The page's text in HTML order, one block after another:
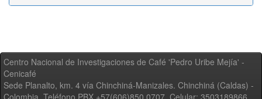
Centro Nacional de Investigaciones de Café 'Pedro Uribe Mejía' -
Cenicafé
Sede Planalto, km. 4 vía Chinchiná-Manizales. Chinchiná (Caldas) -
Colombia, Teléfono PBX +57(606)850 0707, Celular: 3503189866,